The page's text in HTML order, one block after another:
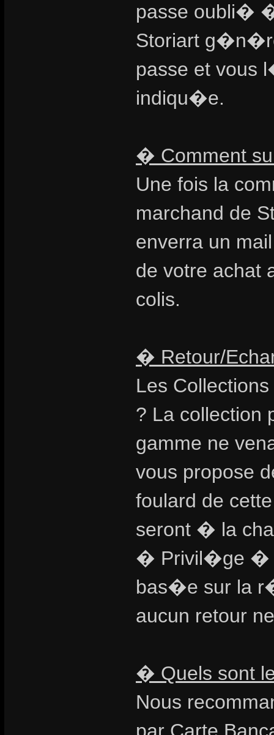
passe oubli�
Storiart
passe et
indiqu�e.
� Comment
Une fois la
marchand de
enverra un
de votre achat
colis.
� Retour/
Les
? La collection
gamme ne
vous propose
foulard de
seront � la
� Privil�ge � :
bas�e sur la
aucun retour
� Quels sont
Nous